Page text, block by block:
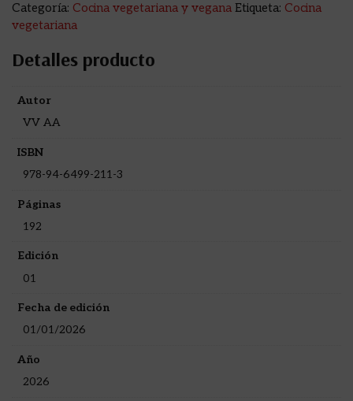
Categoría: Cocina vegetariana y vegana Etiqueta: Cocina
vegetariana
Detalles producto
Autor
VV AA
ISBN
978-94-6499-211-3
Páginas
192
Edición
01
Fecha de edición
01/01/2026
Año
2026